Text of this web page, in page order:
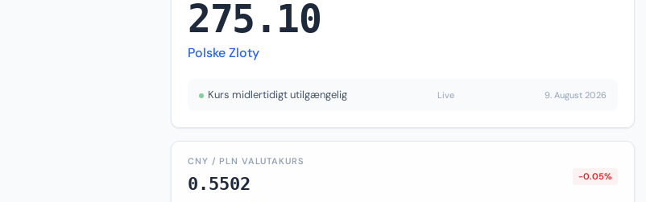
275.10
Polske Zloty
Kurs midlertidigt utilgængelig Live 9. August 2026
CNY / PLN VALUTAKURS
0.5502 -0.05%